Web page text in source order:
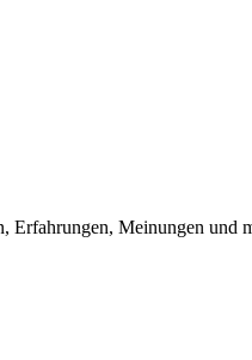
Erfahrungen, Meinungen und